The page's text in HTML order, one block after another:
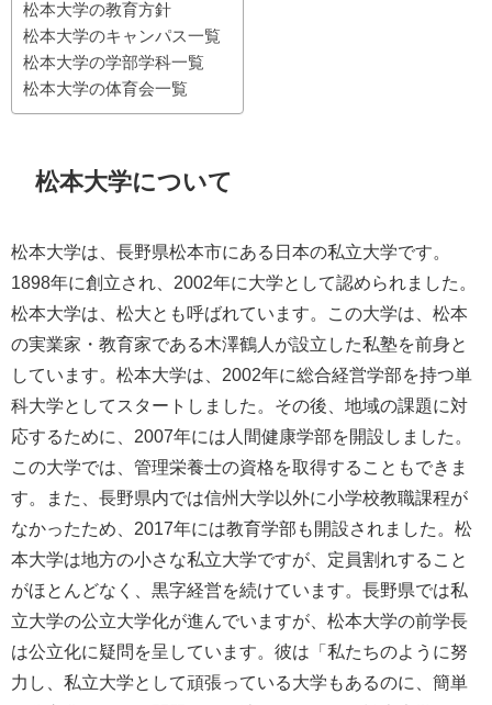
松本大学の教育方針
松本大学のキャンパス一覧
松本大学の学部学科一覧
松本大学の体育会一覧
松本大学について
松本大学は、長野県松本市にある日本の私立大学です。
1898年に創立され、2002年に大学として認められました。
松本大学は、松大とも呼ばれています。この大学は、松本
の実業家・教育家である木澤鶴人が設立した私塾を前身と
しています。松本大学は、2002年に総合経営学部を持つ単
科大学としてスタートしました。その後、地域の課題に対
応するために、2007年には人間健康学部を開設しました。
この大学では、管理栄養士の資格を取得することもできま
す。また、長野県内では信州大学以外に小学校教職課程が
なかったため、2017年には教育学部も開設されました。松
本大学は地方の小さな私立大学ですが、定員割れすること
がほとんどなく、黒字経営を続けています。長野県では私
立大学の公立大学化が進んでいますが、松本大学の前学長
は公立化に疑問を呈しています。彼は「私たちのように努
力し、私立大学として頑張っている大学もあるのに、簡単